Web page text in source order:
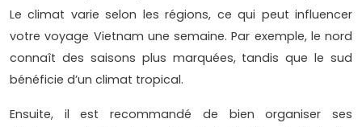
Le climat varie selon les régions, ce qui peut influencer
votre voyage Vietnam une semaine. Par exemple, le nord
connaît des saisons plus marquées, tandis que le sud
bénéficie d’un climat tropical.
Ensuite, il est recommandé de bien organiser ses